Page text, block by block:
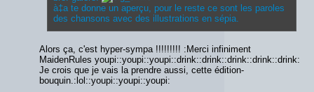
à‡a te donne un aperçu, pour le reste ce sont les paroles
des chansons avec des illustrations en sépia.
Alors ça, c'est hyper-sympa !!!!!!!!! :Merci infiniment
MaidenRules youpi::youpi::youpi::drink::drink::drink::drink::drink:
Je crois que je vais la prendre aussi, cette édition-
bouquin.:lol::youpi::youpi::youpi: